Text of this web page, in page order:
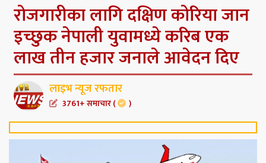
रोजगारीका लागि दक्षिण कोरिया जान
इच्छुक नेपाली युवामध्ये करिब एक
लाख तीन हजार जनाले आवेदन दिए
लाइभ न्यूज रफतार
3761+ समाचार ( )